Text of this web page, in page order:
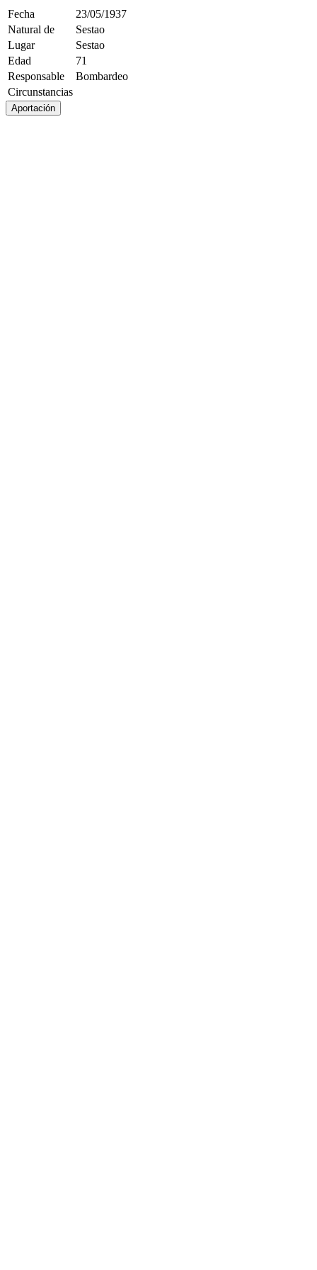
Fecha
23/05/1937
Natural de
Sestao
Lugar
Sestao
Edad
71
Responsable
Bombardeo
Circunstancias